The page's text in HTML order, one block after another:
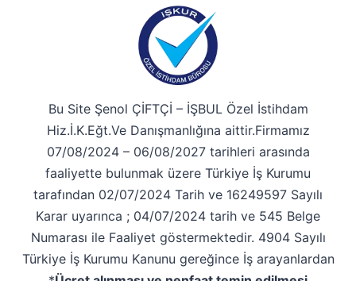
Bu Site Şenol ÇİFTÇİ – İŞBUL Özel İstihdam
Hiz.İ.K.Eğt.Ve Danışmanlığına aittir.Firmamız
07/08/2024 – 06/08/2027 tarihleri arasında
faaliyette bulunmak üzere Türkiye İş Kurumu
tarafından 02/07/2024 Tarih ve 16249597 Sayılı
Karar uyarınca ; 04/07/2024 tarih ve 545 Belge
Numarası ile Faaliyet göstermektedir. 4904 Sayılı
Türkiye İş Kurumu Kanunu gereğince İş arayanlardan